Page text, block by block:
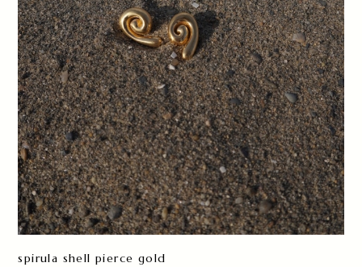
spirula shell pierce gold